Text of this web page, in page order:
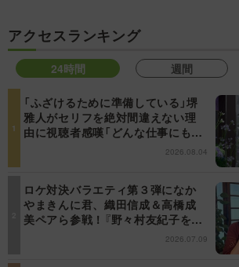
アクセスランキング
24時間 週間
「ふざけるために準備している」堺
雅人がセリフを絶対間違えない理
由に視聴者感嘆「どんな仕事にも当
てはまる」【日曜日の初耳学】2026.08.04
ロケ対決バラエティ第３弾になか
やまきんに君、織田信成＆高橋成
美ペアら参戦！『野々村友紀子を黙
らせろ！』１２日（日）昼に放送！
2026.07.09